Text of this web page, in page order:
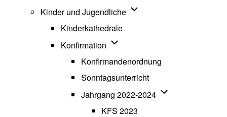
Kinder und Jugendliche Unternavigation von
Kinderkathedrale
Konfirmation Unternavigation von
Konfirmandenordnung
Sonntagsunterricht
Jahrgang 2022-2024 Unternavigation
KFS 2023